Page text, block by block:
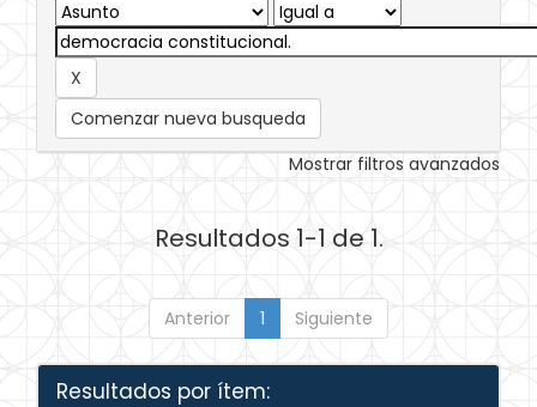
Comenzar nueva busqueda
Mostrar filtros avanzados
Resultados 1-1 de 1.
Anterior 1 Siguiente
Resultados por ítem: